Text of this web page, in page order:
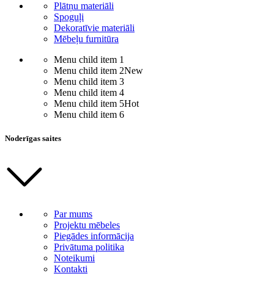
Plātņu materiāli
Spoguļi
Dekoratīvie materiāli
Mēbeļu furnitūra
Menu child item 1
Menu child item 2New
Menu child item 3
Menu child item 4
Menu child item 5Hot
Menu child item 6
Noderīgas saites
Par mums
Projektu mēbeles
Piegādes informācija
Privātuma politika
Noteikumi
Kontakti